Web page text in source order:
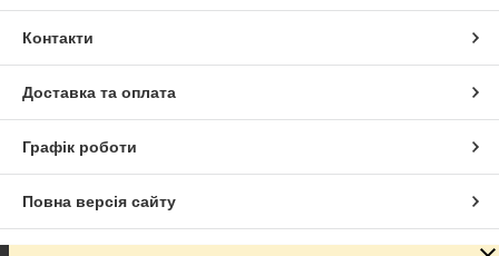
Контакти
Доставка та оплата
Графік роботи
Повна версія сайту